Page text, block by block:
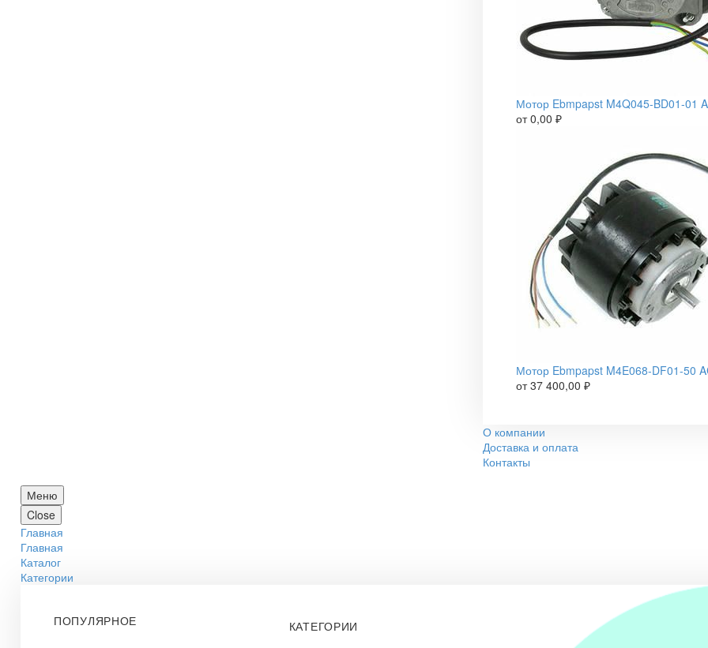
Мотор Ebmpapst M4Q045-BD01-01
от0,00 ₽
Мотор Ebmpapst M4E068-DF01-50
от37 400,00 ₽
О компании
Доставка и оплата
Контакты
Меню
Close
Главная
Главная
Каталог
Категории
ПОПУЛЯРНОЕ
КАТЕГОРИИ